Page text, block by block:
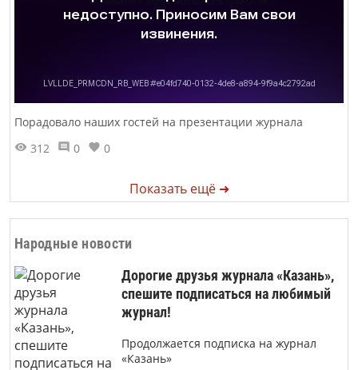
Порадовало наших гостей на презентации журнала
312
0 0
Показать ещё ➜
Народные новости
Дорогие друзья журнала «Казань»,
спешите подписаться на любимый
журнал!
Продолжается подписка на журнал
«Казань»